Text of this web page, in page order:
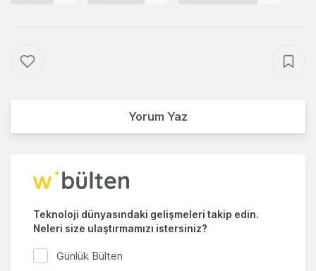
Yorum Yaz
Teknoloji dünyasındaki gelişmeleri takip edin.
Neleri size ulaştırmamızı istersiniz?
Günlük Bülten